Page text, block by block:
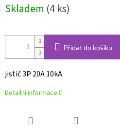
cena:
Skladem (4 ks)
Přidat do košíku
jistič 3P 20A 10kA
Detailní informace